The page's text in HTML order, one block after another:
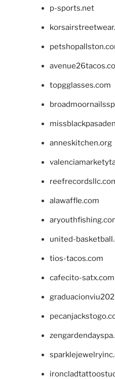
p-sports.net
topgglasses.com
anneskitchen.org
alawaffle.com
united-
tios-tacos.com
cafecito-satx.com